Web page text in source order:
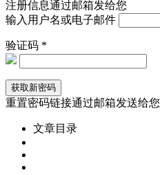
注册信息通过邮箱发给您
输入用户名或电子邮件
验证码 *
重置密码链接通过邮箱发送给您
文章目录